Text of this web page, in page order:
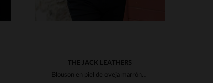
THE JACK LEATHERS
Blouson en piel de oveja marrón oscuro. Cuello rub off y estilo chic.